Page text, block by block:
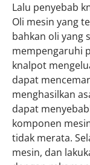
Lalu penyebab
Oli mesin yang
bahkan oli yang
mempengaruhi
knalpot
dapat
menghasilkan
dapat
komponen
tidak merata.
mesin, dan